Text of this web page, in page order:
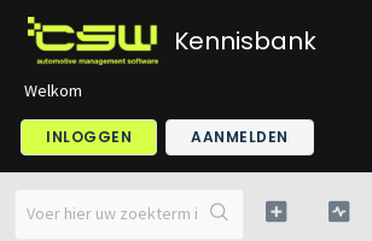
Kennisbank
Welkom
INLOGGEN AANMELDEN